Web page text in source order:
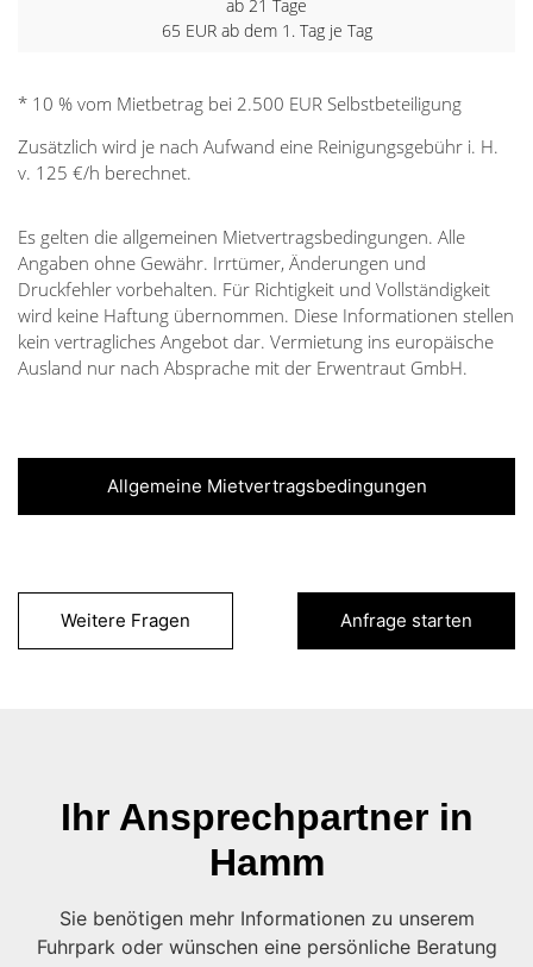
ab 21 Tage
65 EUR ab dem 1. Tag je Tag
* 10 % vom Mietbetrag bei 2.500 EUR Selbstbeteiligung
Zusätzlich wird je nach Aufwand eine Reinigungsgebühr i. H.
v. 125 €/h berechnet.
Es gelten die allgemeinen Mietvertragsbedingungen. Alle
Angaben ohne Gewähr. Irrtümer, Änderungen und
Druckfehler vorbehalten. Für Richtigkeit und Vollständigkeit
wird keine Haftung übernommen. Diese Informationen stellen
kein vertragliches Angebot dar. Vermietung ins europäische
Ausland nur nach Absprache mit der Erwentraut GmbH.
Allgemeine Mietvertragsbedingungen
Weitere Fragen Anfrage starten
Ihr Ansprechpartner in
Hamm
Sie benötigen mehr Informationen zu unserem
Fuhrpark oder wünschen eine persönliche Beratung